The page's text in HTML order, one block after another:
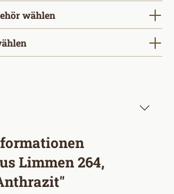
wählen
Limmen 264,